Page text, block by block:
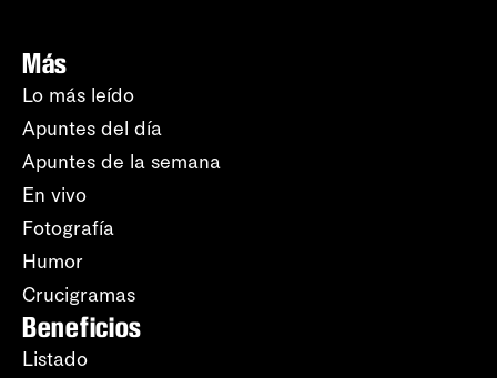
Más
Lo más leído
Apuntes del día
Apuntes de la semana
En vivo
Fotografía
Humor
Crucigramas
Beneficios
Listado